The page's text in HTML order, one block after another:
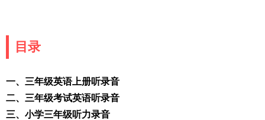
目录
一、三年级英语上册听录音
二、三年级考试英语听录音
三、小学三年级听力录音